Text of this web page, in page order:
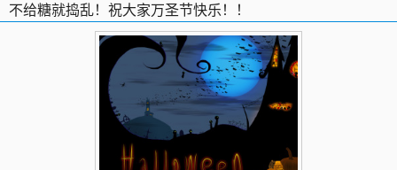
不给糖就捣乱！祝大家万圣节快乐！！